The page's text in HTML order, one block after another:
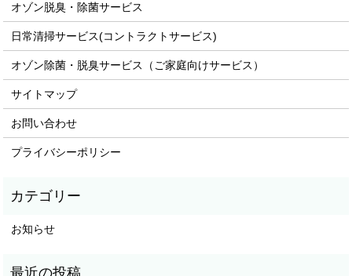
オゾン脱臭・除菌サービス
日常清掃サービス(コントラクトサービス)
オゾン除菌・脱臭サービス（ご家庭向けサービス）
サイトマップ
お問い合わせ
プライバシーポリシー
お知らせ